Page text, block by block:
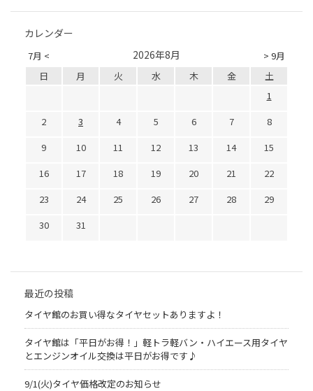
カレンダー
7月 < > 9月
2026年8月
日 月 火 水 木 金
土
1
2
3 4 5 6 7
8
9
10 11 12 13 14
15
16
17 18 19 20 21
22
23
24 25 26 27 28
29
30
31
最近の投稿
タイヤ館のお買い得なタイヤセットありますよ！
タイヤ館は「平日がお得！」軽トラ軽バン・ハイエース用タイヤ
とエンジンオイル交換は平日がお得です♪
9/1(火)タイヤ価格改定のお知らせ